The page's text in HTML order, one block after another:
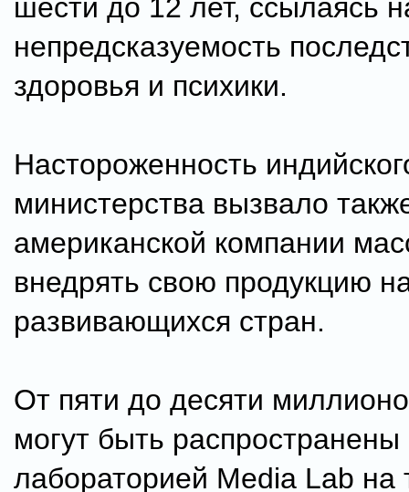
шести до 12 лет, ссылаясь
непредсказуемость
здоровья и психики.
Настороженность
министерства вызвало
американской компании
внедрять свою продукцию
развивающихся стран.
От пяти до десяти
могут быть распространены
лабораторией Media Lab на